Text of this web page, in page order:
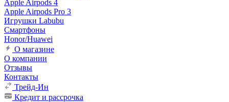
Apple Airpods 4
Apple Airpods Pro 3
Игрушки Labubu
Смартфоны
Honor/Huawei
О магазине
О компании
Отзывы
Контакты
Трейд-Ин
Кредит и рассрочка